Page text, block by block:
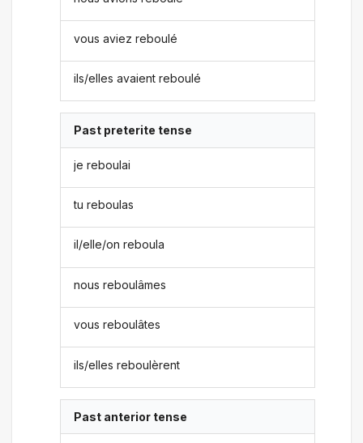
vous aviez reboulé
ils/elles avaient reboulé
Past preterite tense
je reboulai
tu reboulas
il/elle/on reboula
nous reboulâmes
vous reboulâtes
ils/elles reboulèrent
Past anterior tense